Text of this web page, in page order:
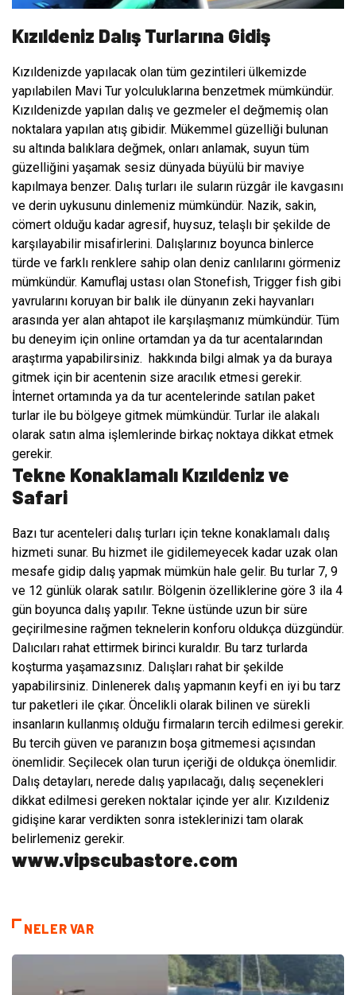
Kızıldeniz Dalış Turlarına Gidiş
Kızıldenizde yapılacak olan tüm gezintileri ülkemizde
yapılabilen Mavi Tur yolculuklarına benzetmek mümkündür.
Kızıldenizde yapılan dalış ve gezmeler el değmemiş olan
noktalara yapılan atış gibidir. Mükemmel güzelliği bulunan
su altında balıklara değmek, onları anlamak, suyun tüm
güzelliğini yaşamak sesiz dünyada büyülü bir maviye
kapılmaya benzer. Dalış turları ile suların rüzgâr ile kavgasını
ve derin uykusunu dinlemeniz mümkündür. Nazik, sakin,
cömert olduğu kadar agresif, huysuz, telaşlı bir şekilde de
karşılayabilir misafirlerini. Dalışlarınız boyunca binlerce
türde ve farklı renklere sahip olan deniz canlılarını görmeniz
mümkündür. Kamuflaj ustası olan Stonefish, Trigger fish gibi
yavrularını koruyan bir balık ile dünyanın zeki hayvanları
arasında yer alan ahtapot ile karşılaşmanız mümkündür. Tüm
bu deneyim için online ortamdan ya da tur acentalarından
araştırma yapabilirsiniz. hakkında bilgi almak ya da buraya
gitmek için bir acentenin size aracılık etmesi gerekir.
İnternet ortamında ya da tur acentelerinde satılan paket
turlar ile bu bölgeye gitmek mümkündür. Turlar ile alakalı
olarak satın alma işlemlerinde birkaç noktaya dikkat etmek
gerekir.
Tekne Konaklamalı Kızıldeniz ve
Safari
Bazı tur acenteleri dalış turları için tekne konaklamalı dalış
hizmeti sunar. Bu hizmet ile gidilemeyecek kadar uzak olan
mesafe gidip dalış yapmak mümkün hale gelir. Bu turlar 7, 9
ve 12 günlük olarak satılır. Bölgenin özelliklerine göre 3 ila 4
gün boyunca dalış yapılır. Tekne üstünde uzun bir süre
geçirilmesine rağmen teknelerin konforu oldukça düzgündür.
Dalıcıları rahat ettirmek birinci kuraldır. Bu tarz turlarda
koşturma yaşamazsınız. Dalışları rahat bir şekilde
yapabilirsiniz. Dinlenerek dalış yapmanın keyfi en iyi bu tarz
tur paketleri ile çıkar. Öncelikli olarak bilinen ve sürekli
insanların kullanmış olduğu firmaların tercih edilmesi gerekir.
Bu tercih güven ve paranızın boşa gitmemesi açısından
önemlidir. Seçilecek olan turun içeriği de oldukça önemlidir.
Dalış detayları, nerede dalış yapılacağı, dalış seçenekleri
dikkat edilmesi gereken noktalar içinde yer alır. Kızıldeniz
gidişine karar verdikten sonra isteklerinizi tam olarak
belirlemeniz gerekir.
www.vipscubastore.com
NELER VAR